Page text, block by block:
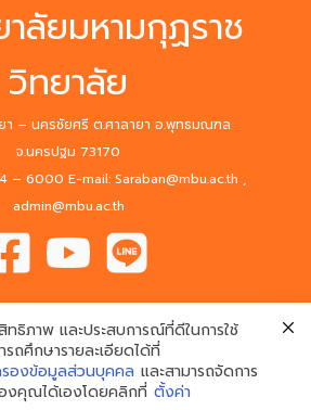
ลัยมหามกุฏราช
วิทยาลัย
า – นครชัยศรี ต.ศาลายา อ.พุทธมณฑล
จ.นครปฐม 73170
6000 E-mail: Saraban@mbu.ac.th ,
admin@mbu.ac.th
University. All Rights Reserved.
ทธิภาพ และประสบการณ์ที่ดีในการใช้
ถศึกษารายละเอียดได้ที่
รองข้อมูลส่วนบุคคล และสามารถจัดการ
งคุณได้เองโดยคลิกที่ ตั้งค่า